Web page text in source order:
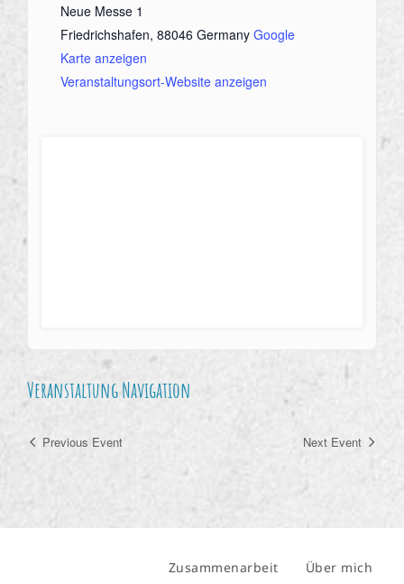
Neue Messe 1
Friedrichshafen, 88046 Germany Google
Karte anzeigen
Veranstaltungsort-Website anzeigen
Veranstaltung Navigation
Previous Event Next Event
Zusammenarbeit Über mich